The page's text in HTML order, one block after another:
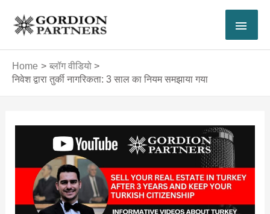
content
Home
ब्लॉग वीडियो
निवेश द्वारा तुर्की नागरिकता: 3 साल का नियम समझाया गया